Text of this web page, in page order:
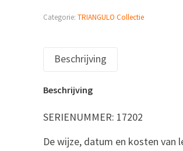
Categorie: TRIANGULO Collectie
Beschrijving
Beschrijving
SERIENUMMER: 17202
De wijze, datum en kosten van